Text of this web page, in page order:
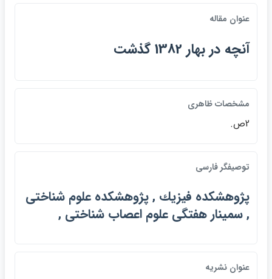
عنوان مقاله
آنچه در بهار 1382 گذشت
مشخصات ظاهري
2ص.
توصيفگر فارسي
پژوهشكده فيزيك , پژوهشكده علوم شناختي
, سمينار هفتگي علوم اعصاب شناختي ,
عنوان نشريه